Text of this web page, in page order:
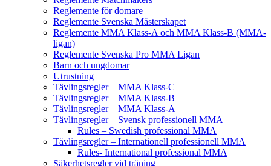
Reglemente för domare
Reglemente Svenska Mästerskapet
Reglemente MMA Klass-A och MMA Klass-B (MMA-
ligan)
Reglemente Svenska Pro MMA Ligan
Barn och ungdomar
Utrustning
Tävlingsregler – MMA Klass-C
Tävlingsregler – MMA Klass-B
Tävlingsregler – MMA Klass-A
Tävlingsregler – Svensk professionell MMA
Rules – Swedish professional MMA
Tävlingsregler – Internationell professionell MMA
Rules- International professional MMA
Säkerhetsregler vid träning